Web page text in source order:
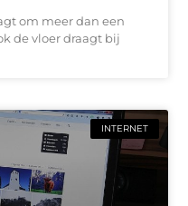
om meer dan een
de vloer draagt bij
INTERNET